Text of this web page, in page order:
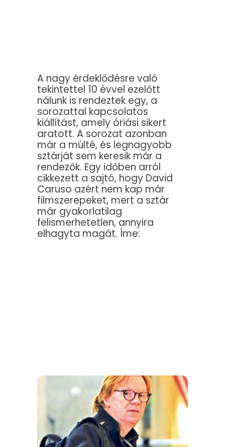
A nagy érdeklődésre való
tekintettel 10 évvel ezelőtt
nálunk is rendeztek egy, a
sorozattal kapcsolatos
kiállítást, amely óriási sikert
aratott. A sorozat azonban
már a múlté, és legnagyobb
sztárját sem keresik már a
rendezők. Egy időben arról
cikkezett a sajtó, hogy David
Caruso azért nem kap már
filmszerepeket, mert a sztár
már gyakorlatilag
felismerhetetlen, annyira
elhagyta magát. Íme: